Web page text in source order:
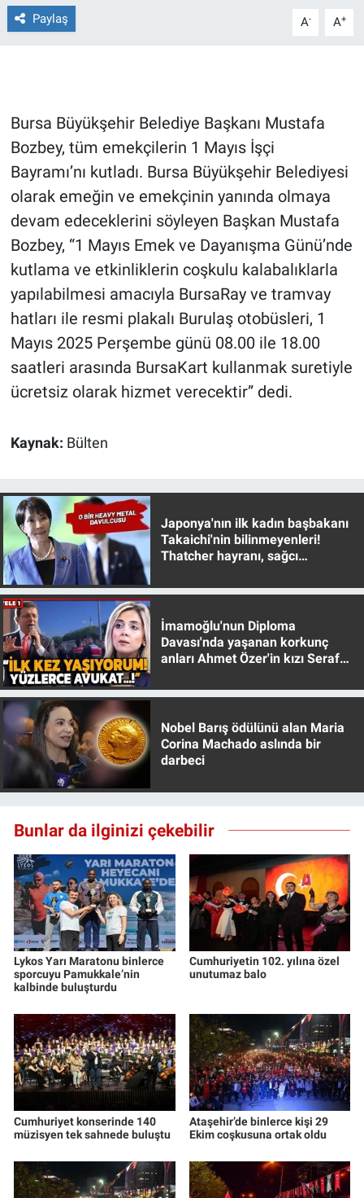
Paylaş A- A+
Bursa Büyükşehir Belediye Başkanı Mustafa
Bozbey, tüm emekçilerin 1 Mayıs İşçi
Bayramı’nı kutladı. Bursa Büyükşehir Belediyesi
olarak emeğin ve emekçinin yanında olmaya
devam edeceklerini söyleyen Başkan Mustafa
Bozbey, “1 Mayıs Emek ve Dayanışma Günü’nde
kutlama ve etkinliklerin coşkulu kalabalıklarla
yapılabilmesi amacıyla BursaRay ve tramvay
hatları ile resmi plakalı Burulaş otobüsleri, 1
Mayıs 2025 Perşembe günü 08.00 ile 18.00
saatleri arasında BursaKart kullanmak suretiyle
ücretsiz olarak hizmet verecektir” dedi.
Kaynak: Bülten
Japonya'nın ilk kadın başbakanı
Takaichi'nin bilinmeyenleri!
Thatcher hayranı, sağcı
İmamoğlu'nun Diploma
Davası'nda yaşanan korkunç
anları Ahmet Özer'in kızı Seraf
Nobel Barış ödülünü alan Maria
Corina Machado aslında bir
darbeci
Bunlar da ilginizi çekebilir
Lykos Yarı Maratonu binlerce
sporcuyu Pamukkale’nin
kalbinde buluşturdu
Cumhuriyetin 102. yılına özel
unutumaz balo
Cumhuriyet konserinde 140
müzisyen tek sahnede buluştu
Ataşehir’de binlerce kişi 29
Ekim coşkusuna ortak oldu
Gün Başlıyor
Gündem Özel
Günün görüntüsü
Haber
İlan
Kimdir
Koronavirüs
Kültür Sanat
Ne demişti
Popüler
Programlar
Sağlık
Spor
Teknoloji
Türkiye'nin Geleceği
Türkiye'nin Gündemi
Canlı Yayın